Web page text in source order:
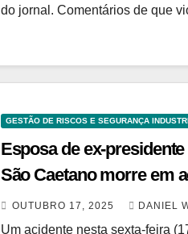
do jornal. Comentários de que
GESTÃO DE RISCOS E SEGURANÇA
Esposa de ex-
São Caetano morre em
17/10/2025
OUTUBRO 17, 2025 DANIEL
Um acidente nesta sexta-feira